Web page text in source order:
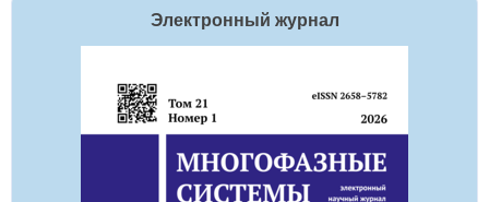
Электронный журнал